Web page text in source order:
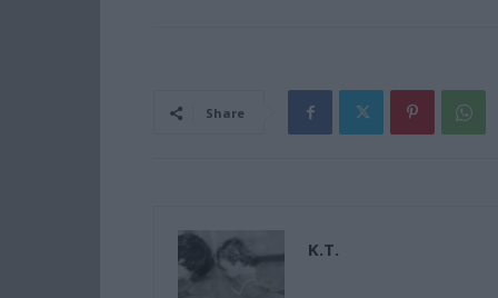
Share
K.T.